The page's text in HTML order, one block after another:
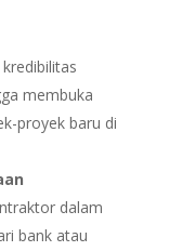
membuka
proyek baru di
dalam
bank atau